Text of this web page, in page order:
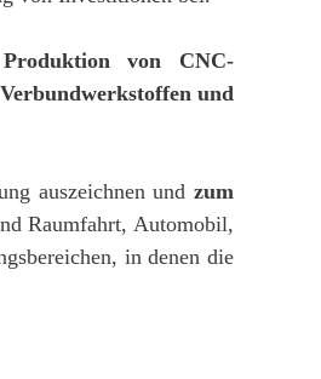
von CNC-
und
auszeichnen undzum
Raumfahrt, Automobil,
in denen die